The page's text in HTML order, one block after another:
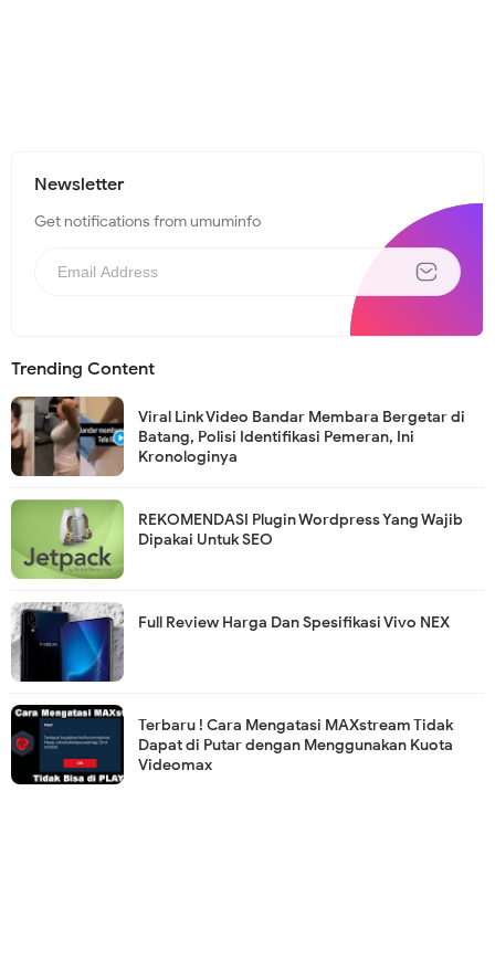
Newsletter
Get notifications from umuminfo
Trending Content
Viral Link Video Bandar Membara Bergetar di
Batang, Polisi Identifikasi Pemeran, Ini
Kronologinya
REKOMENDASI Plugin Wordpress Yang Wajib
Dipakai Untuk SEO
Full Review Harga Dan Spesifikasi Vivo NEX
Terbaru ! Cara Mengatasi MAXstream Tidak
Dapat di Putar dengan Menggunakan Kuota
Videomax